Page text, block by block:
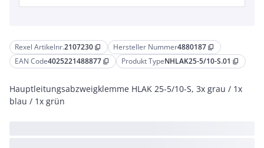
Rexel Artikelnr.2107230 content_copy Hersteller Nummer4880187 content_copy
EAN Code4025221488877 content_copy Produkt TypeNHLAK25-5/10-S.01 content_copy
Hauptleitungsabzweigklemme HLAK 25-5/10-S, 3x grau / 1x
blau / 1x grün